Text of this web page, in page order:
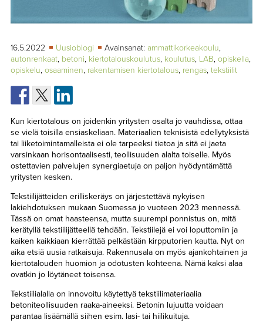
LEHDESTÄ
TAPAHTUMAT
YHTEYSTIEDOT
16.5.2022 Uusioblogi Avainsanat: ammattikorkeakoulu,
autonrenkaat, betoni, kiertotalouskoulutus, koulutus, LAB, opiskella,
opiskelu, osaaminen, rakentamisen kiertotalous, rengas, tekstiilit
Kun kiertotalous on joidenkin yritysten osalta jo vauhdissa, ottaa
se vielä toisilla ensiaskeliaan. Materiaalien teknisistä edellytyksistä
tai liiketoimintamalleista ei ole tarpeeksi tietoa ja sitä ei jaeta
varsinkaan horisontaalisesti, teollisuuden alalta toiselle. Myös
ostettavien palvelujen synergiaetuja on paljon hyödyntämättä
yritysten kesken.
Tekstiilijätteiden erilliskeräys on järjestettävä nykyisen
lakiehdotuksen mukaan Suomessa jo vuoteen 2023 mennessä.
Tässä on omat haasteensa, mutta suurempi ponnistus on, mitä
kerätyllä tekstiilijätteellä tehdään. Tekstiilejä ei voi loputtomiin ja
kaiken kaikkiaan kierrättää pelkästään kirpputorien kautta. Nyt on
aika etsiä uusia ratkaisuja. Rakennusala on myös ajankohtainen ja
kiertotalouden huomion ja odotusten kohteena. Nämä kaksi alaa
ovatkin jo löytäneet toisensa.
Tekstiilialalla on innovoitu käytettyä tekstiilimateriaalia
betoniteollisuuden raaka-aineeksi. Betonin lujuutta voidaan
parantaa lisäämällä siihen esim. lasi- tai hiilikuituja.